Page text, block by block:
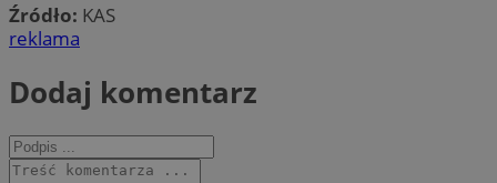
Źródło: KAS
reklama
Dodaj komentarz